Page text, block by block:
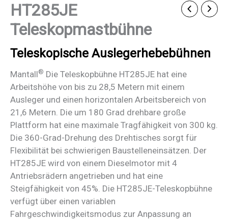
HT285JE
Teleskopmastbühne
Teleskopische Auslegerhebebühnen
Mantall® Die Teleskopbühne HT285JE hat eine
Arbeitshöhe von bis zu 28,5 Metern mit einem
Ausleger und einen horizontalen Arbeitsbereich von
21,6 Metern. Die um 180 Grad drehbare große
Plattform hat eine maximale Tragfähigkeit von 300 kg.
Die 360-Grad-Drehung des Drehtisches sorgt für
Flexibilität bei schwierigen Baustelleneinsätzen. Der
HT285JE wird von einem Dieselmotor mit 4
Antriebsrädern angetrieben und hat eine
Steigfähigkeit von 45%. Die HT285JE-Teleskopbühne
verfügt über einen variablen
Fahrgeschwindigkeitsmodus zur Anpassung an